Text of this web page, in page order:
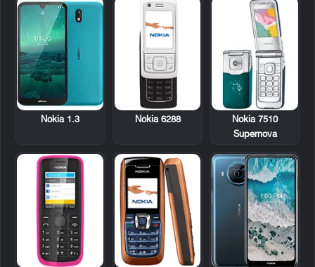
Nokia 7510
Supernova
Nokia 6288
Nokia 1.3